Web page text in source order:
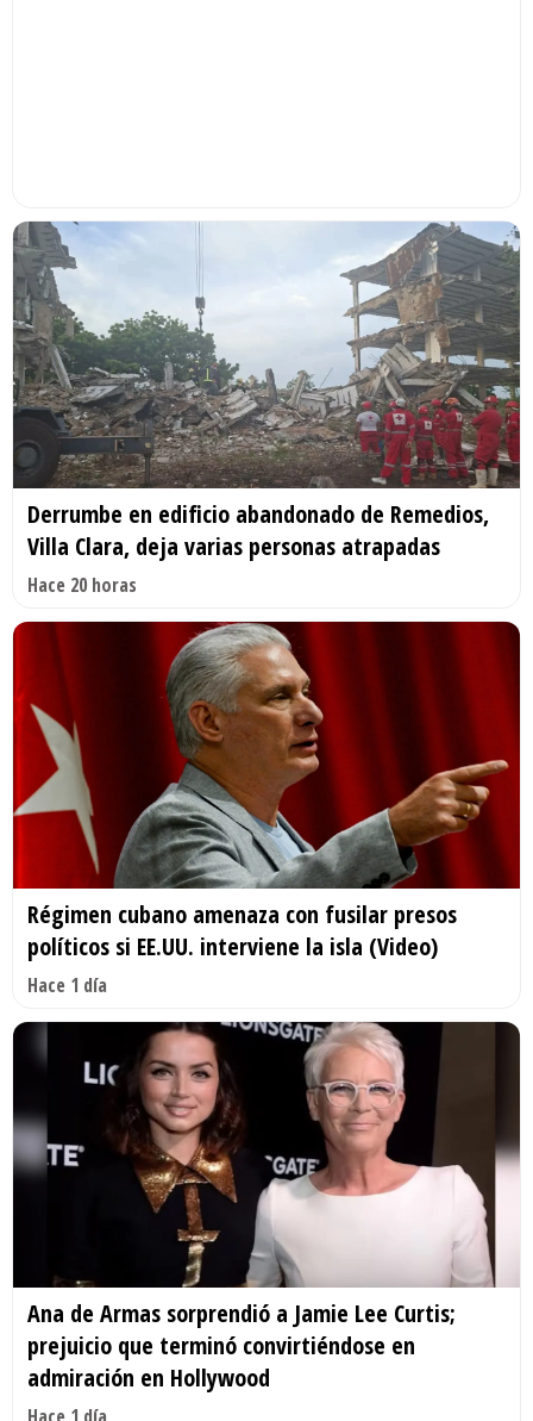
Derrumbe en edificio abandonado de Remedios,
Villa Clara, deja varias personas atrapadas
Hace 20 horas
Régimen cubano amenaza con fusilar presos
políticos si EE.UU. interviene la isla (Video)
Hace 1 día
Ana de Armas sorprendió a Jamie Lee Curtis;
prejuicio que terminó convirtiéndose en
admiración en Hollywood